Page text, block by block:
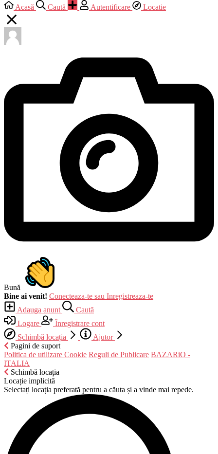
Acasă
Caută Autentificare Locatie
Bună
Bine ai venit! Conecteaza-te sau Inregistreaza-te
Adauga anunt
Caută
Logare
Înregistrare cont
Schimbă locația
Ajutor
Pagini de suport
Politica de utilizare Cookie Reguli de Publicare BAZARiO -
ITALIA
Schimbă locația
Locație implicită
Selectați locația preferată pentru a căuta și a vinde mai repede.